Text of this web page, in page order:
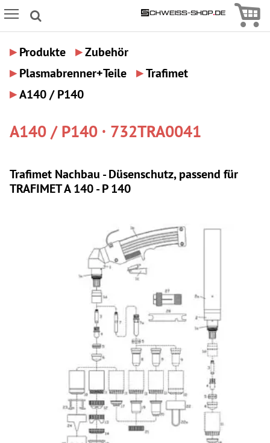
Icon Menu
▸ Produkte ▸Zubehör
▸ Plasmabrenner+Teile ▸Trafimet
▸A140 / P140
A140 / P140 · 732TRA0041
Trafimet Nachbau - Düsenschutz, passend für
TRAFIMET A 140 - P 140